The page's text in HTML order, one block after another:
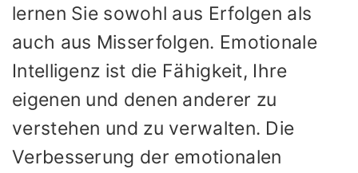
lernen Sie sowohl aus Erfolgen als
auch aus Misserfolgen. Emotionale
Intelligenz ist die Fähigkeit, Ihre
eigenen und denen anderer zu
verstehen und zu verwalten. Die
Verbesserung der emotionalen